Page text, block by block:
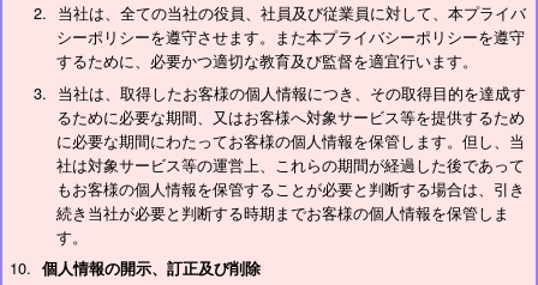
当社は、全ての当社の役員、社員及び従業員に対して、本プライバ
シーポリシーを遵守させます。また本プライバシーポリシーを遵守
するために、必要かつ適切な教育及び監督を適宜行います。
当社は、取得したお客様の個人情報につき、その取得目的を達成す
るために必要な期間、又はお客様へ対象サービス等を提供するため
に必要な期間にわたってお客様の個人情報を保管します。但し、当
社は対象サービス等の運営上、これらの期間が経過した後であって
もお客様の個人情報を保管することが必要と判断する場合は、引き
続き当社が必要と判断する時期までお客様の個人情報を保管しま
す。
個人情報の開示、訂正及び削除